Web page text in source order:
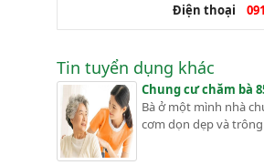
Điện thoại
Tin tuyển dụng khác
Chung cư chăm bà
Bà ở một mình nhà
cơm dọn dẹp và